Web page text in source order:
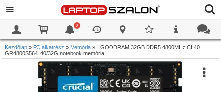
2
Kezdőlap » PC alkatrész » Memória »
GOODRAM 32GB DDR5 4800MHz CL40
GR4800S564L40/32G notebook memória
0
0